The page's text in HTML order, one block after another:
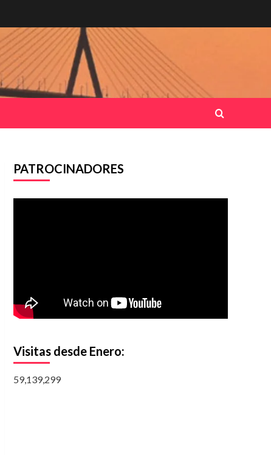
PATROCINADORES
Visitas desde Enero:
59,139,299